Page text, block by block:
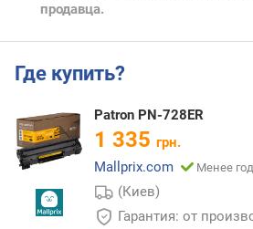
продавца.
Где купить?
Patron PN-728ER
1 335 грн.
Mallprix.com
Менее
(Киев)
Гарантия: от